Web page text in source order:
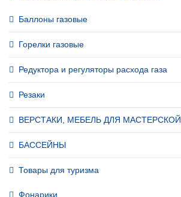
Баллоны газовые
Горелки газовые
Редуктора и регуляторы расхода газа
Резаки
ВЕРСТАКИ, МЕБЕЛЬ ДЛЯ МАСТЕРСКОЙ
БАССЕЙНЫ
Товары для туризма
Фонарики